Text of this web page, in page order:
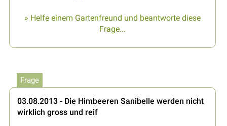
» Helfe einem Gartenfreund und beantworte diese
Frage...
Frage
03.08.2013 - Die Himbeeren Sanibelle werden nicht
wirklich gross und reif